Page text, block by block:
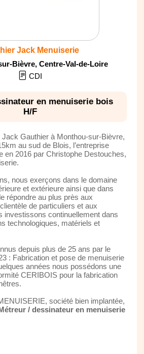
Jack Menuiserie
Bièvre, Centre-Val-de-Loire
CDI
en menuiserie bois
H/F
Jack Gauthier à Monthou-sur-Bièvre,
au sud de Blois, l’entreprise
en 2016 par Christophe Destouches,
nous exerçons dans le domaine
et extérieure ainsi que dans
répondre au plus près aux
de particuliers et aux
investissons continuellement dans
technologiques, matériels et
depuis plus de 25 ans par le
: Fabrication et pose de menuiserie
années nous possédons une
CERIBOIS pour la fabrication
société bien implantée,
/ dessinateur en menuiserie